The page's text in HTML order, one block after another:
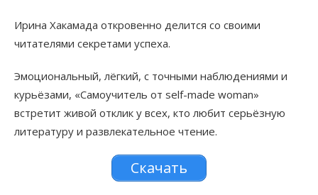
Ирина Хакамада откровенно делится со своими
читателями секретами успеха.
Эмоциональный, лёгкий, с точными наблюдениями и
курьёзами, «Самоучитель от self-made woman»
встретит живой отклик у всех, кто любит серьёзную
литературу и развлекательное чтение.
Скачать